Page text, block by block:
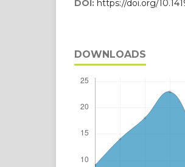
DOI: https://doi.org/
DOWNLOADS